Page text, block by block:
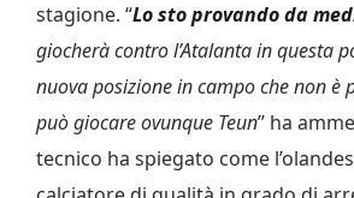
stagione. “Lo sto provando da
giocherà contro l’Atalanta in questa
nuova posizione in campo che non è
può giocare ovunque Teun” ha
tecnico ha spiegato come